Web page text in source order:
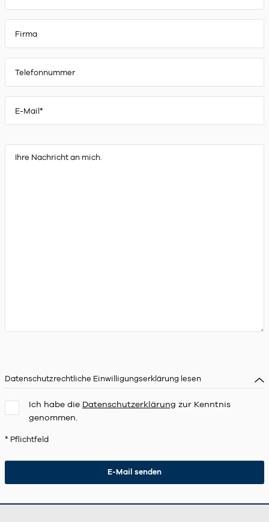
Datenschutzrechtliche Einwilligungserklärung lesen
Ich habe die Datenschutzerklärung zur Kenntnis
genommen.
* Pflichtfeld